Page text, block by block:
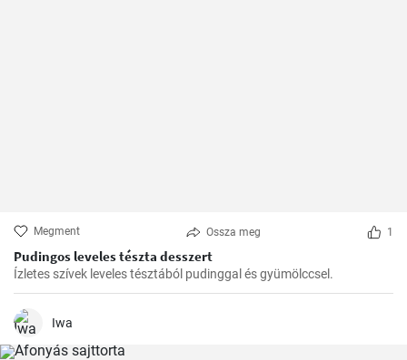
Megment Ossza meg 1
Pudingos leveles tészta desszert
Ízletes szívek leveles tésztából pudinggal és gyümölccsel.
Iwa